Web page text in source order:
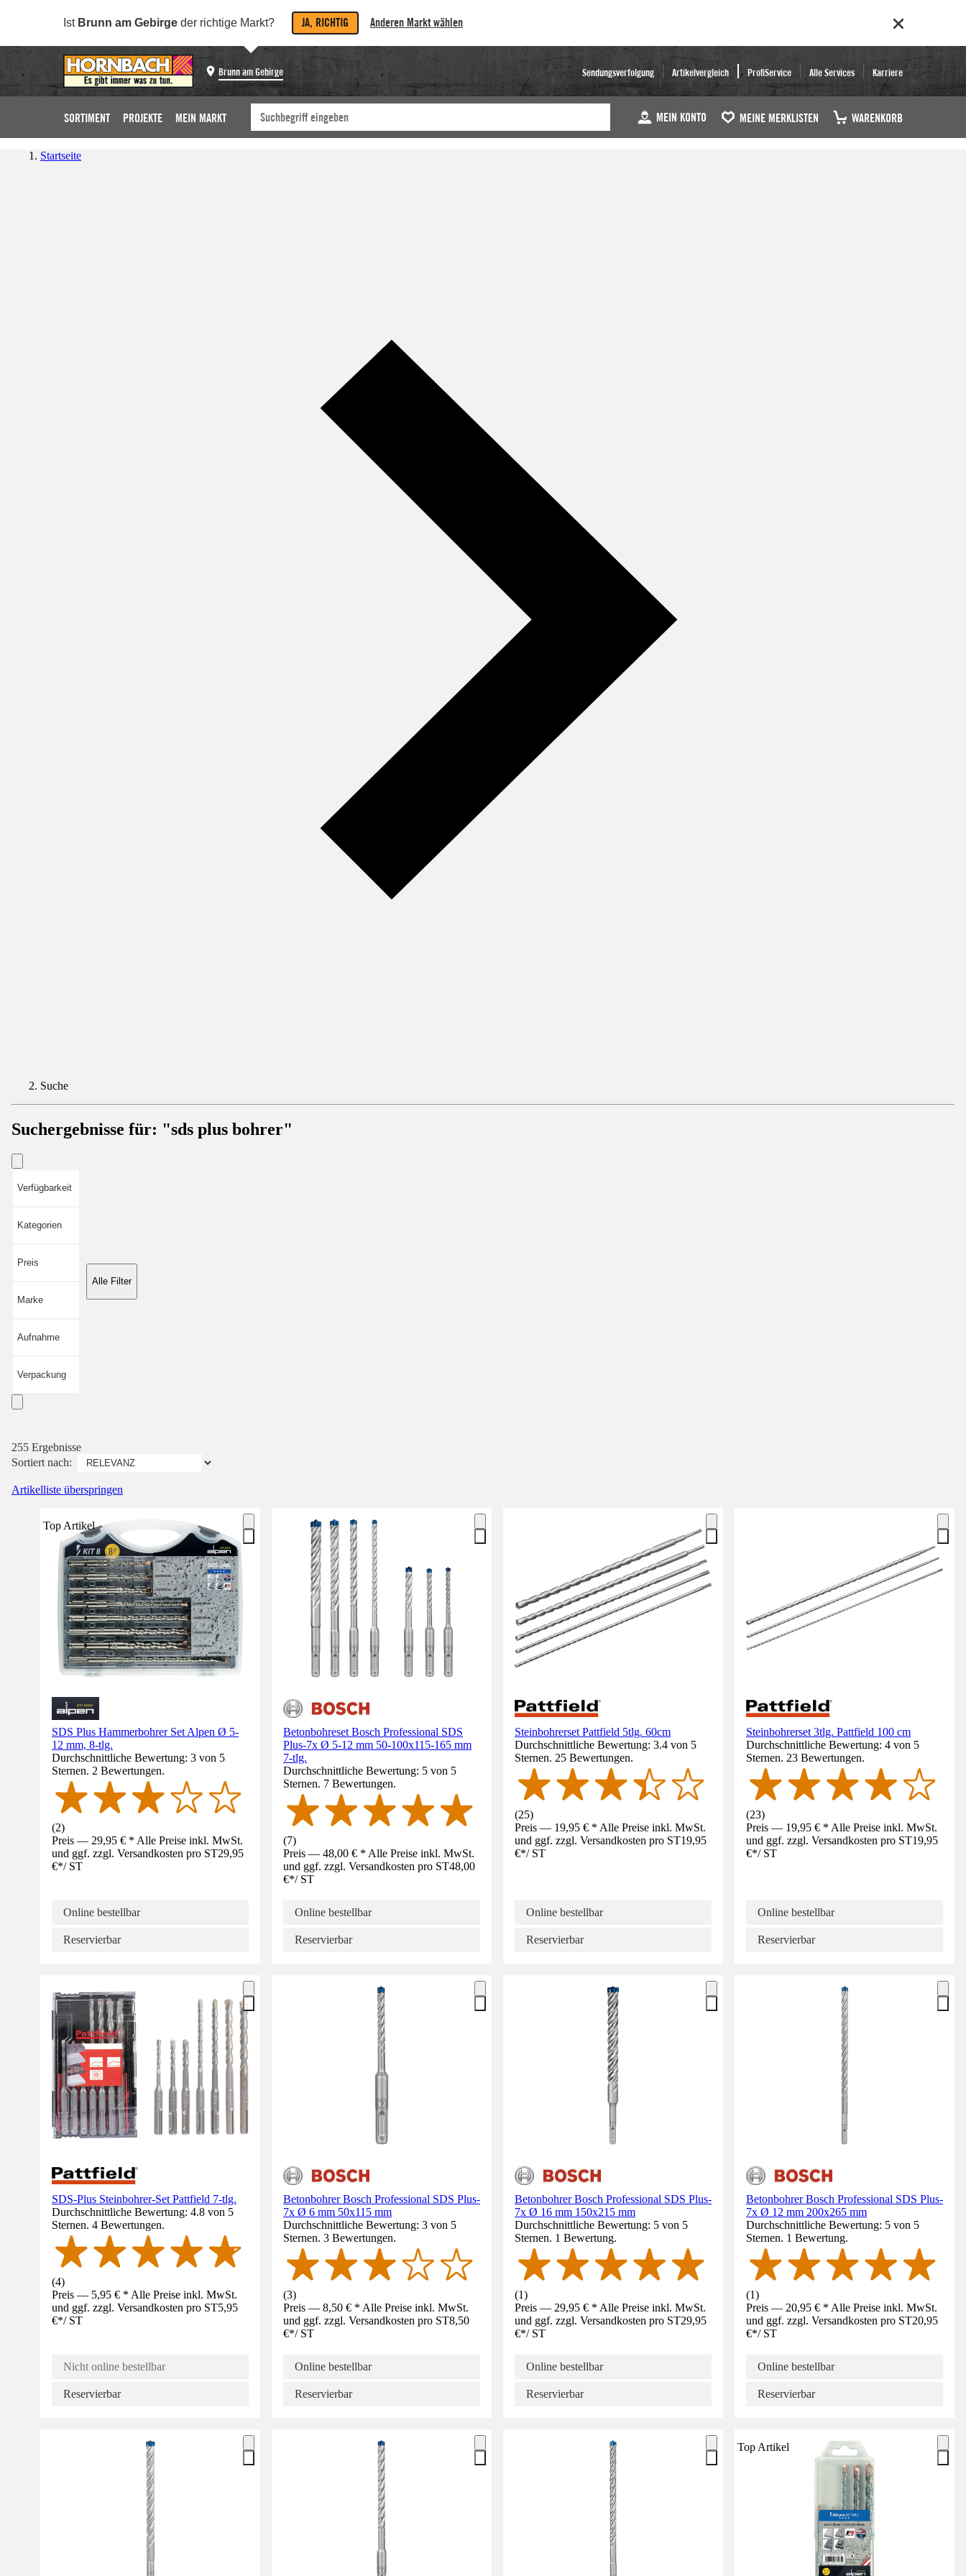
Ist Brunn am Gebirge der richtige Markt? JA, RICHTIG Anderen Markt wählen
Brunn am Gebirge Sendungsverfolgung Artikelvergleich ProfiService Alle Services Karriere
SORTIMENT PROJEKTE MEIN MARKT MEIN KONTO MEINE MERKLISTEN WARENKORB
Startseite
Suche
Suchergebnisse für: "sds plus bohrer"
Verfügbarkeit
Kategorien
Preis
Marke
Aufnahme
Verpackung
Alle Filter
255 Ergebnisse
Sortiert nach:
Artikelliste überspringen
Top Artikel
SDS Plus Hammerbohrer Set Alpen Ø 5-
12 mm, 8-tlg.
Durchschnittliche Bewertung: 3 von 5
Sternen. 2 Bewertungen.
(2)
Preis — 29,95 € * Alle Preise inkl. MwSt.
und ggf. zzgl. Versandkosten pro ST29,95
€*/ ST
Online bestellbar
Reservierbar
Betonbohreset Bosch Professional SDS
Plus-7x Ø 5-12 mm 50-100x115-165 mm
7-tlg.
Durchschnittliche Bewertung: 5 von 5
Sternen. 7 Bewertungen.
(7)
Preis — 48,00 € * Alle Preise inkl. MwSt.
und ggf. zzgl. Versandkosten pro ST48,00
€*/ ST
Online bestellbar
Reservierbar
Steinbohrerset Pattfield 5tlg. 60cm
Durchschnittliche Bewertung: 3.4 von 5
Sternen. 25 Bewertungen.
(25)
Preis — 19,95 € * Alle Preise inkl. MwSt.
und ggf. zzgl. Versandkosten pro ST19,95
€*/ ST
Online bestellbar
Reservierbar
Steinbohrerset 3tlg. Pattfield 100 cm
Durchschnittliche Bewertung: 4 von 5
Sternen. 23 Bewertungen.
(23)
Preis — 19,95 € * Alle Preise inkl. MwSt.
und ggf. zzgl. Versandkosten pro ST19,95
€*/ ST
Online bestellbar
Reservierbar
SDS-Plus Steinbohrer-Set Pattfield 7-tlg.
Durchschnittliche Bewertung: 4.8 von 5
Sternen. 4 Bewertungen.
(4)
Preis — 5,95 € * Alle Preise inkl. MwSt.
und ggf. zzgl. Versandkosten pro ST5,95
€*/ ST
Nicht online bestellbar
Reservierbar
Betonbohrer Bosch Professional SDS Plus-
7x Ø 6 mm 50x115 mm
Durchschnittliche Bewertung: 3 von 5
Sternen. 3 Bewertungen.
(3)
Preis — 8,50 € * Alle Preise inkl. MwSt.
und ggf. zzgl. Versandkosten pro ST8,50
€*/ ST
Online bestellbar
Reservierbar
Betonbohrer Bosch Professional SDS Plus-
7x Ø 16 mm 150x215 mm
Durchschnittliche Bewertung: 5 von 5
Sternen. 1 Bewertung.
(1)
Preis — 29,95 € * Alle Preise inkl. MwSt.
und ggf. zzgl. Versandkosten pro ST29,95
€*/ ST
Online bestellbar
Reservierbar
Betonbohrer Bosch Professional SDS Plus-
7x Ø 12 mm 200x265 mm
Durchschnittliche Bewertung: 5 von 5
Sternen. 1 Bewertung.
(1)
Preis — 20,95 € * Alle Preise inkl. MwSt.
und ggf. zzgl. Versandkosten pro ST20,95
€*/ ST
Online bestellbar
Reservierbar
Top Artikel